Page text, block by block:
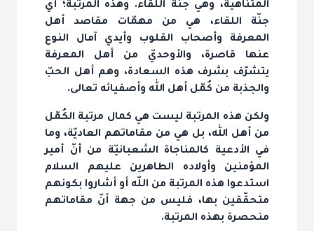
المتناهية، وهي جنّة اللقاء. وهذه المرتبة؛ أي
جنّة اللقاء، هي من مهمّات مقاصد أهل
المعرفة وأصحاب القلوب وأيدي آمال النوع
عنها قاصرة، والأوحديّ من أهل المعرفة
يتشرّف بشرف هذه السعادة، وهم أهل الحبّ
والجذبة من كُمّل أهل الله وأصفيائه تعالى.
ولكن هذه المرتبة ليست هي كمال مرتبة الكُمّل
من أهل الله، بل هي من مقاماتهم العاديّة، وما
في الأدعية كالمناجاة الشعبانيّة من أنّ أمير
المؤمنين وأولاده الطاهرين عليهم السلام
استدعوا هذه المرتبة من اللّه أو أشاروا بكونهم
متحقّقين بها، فليس من جهة أنّ مقاماتهم
منحصرة بهذه المرتبة.